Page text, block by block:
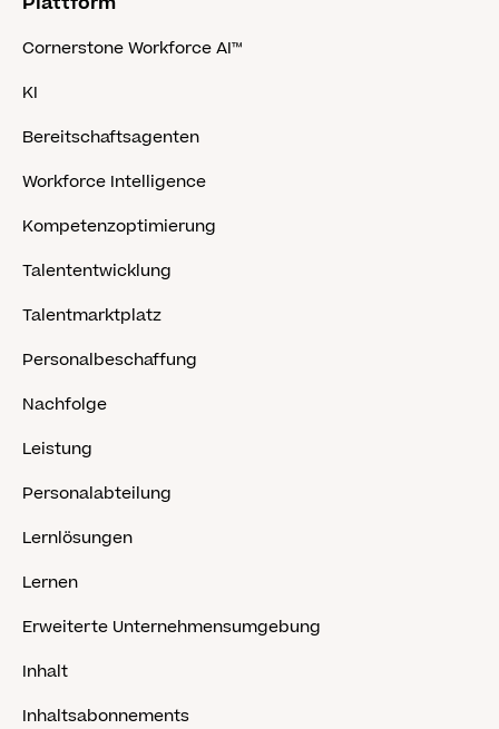
Cornerstone Workforce AI™
KI
Bereitschaftsagenten
Workforce Intelligence
Kompetenzoptimierung
Talententwicklung
Talentmarktplatz
Personalbeschaffung
Nachfolge
Leistung
Personalabteilung
Lernlösungen
Lernen
Erweiterte Unternehmensumgebung
Inhalt
Inhaltsabonnements